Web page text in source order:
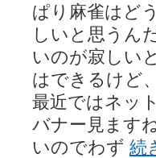
電波天文学 - 咲-Saki- /
Powered by livedoor 相互RSS
ぱり麻雀はど
しいと思うん
いのが寂しい
はできるけど
最近ではネッ
バナー見ます
いのでわず 続